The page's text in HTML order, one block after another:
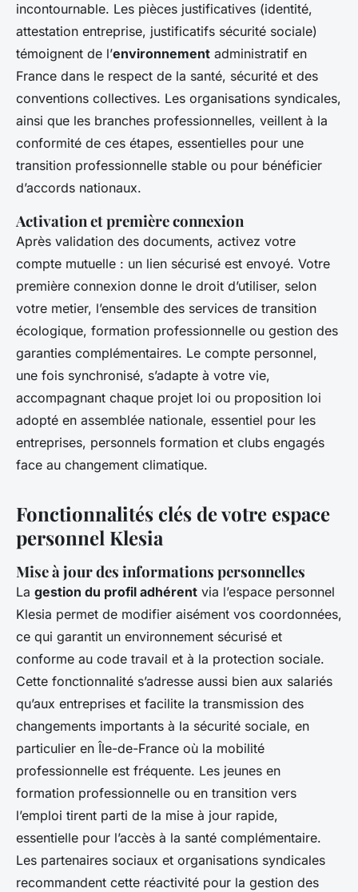
incontournable. Les pièces justificatives (identité,
attestation entreprise, justificatifs sécurité sociale)
témoignent de l’environnement administratif en
France dans le respect de la santé, sécurité et des
conventions collectives. Les organisations syndicales,
ainsi que les branches professionnelles, veillent à la
conformité de ces étapes, essentielles pour une
transition professionnelle stable ou pour bénéficier
d’accords nationaux.
Activation et première connexion
Après validation des documents, activez votre
compte mutuelle : un lien sécurisé est envoyé. Votre
première connexion donne le droit d’utiliser, selon
votre metier, l’ensemble des services de transition
écologique, formation professionnelle ou gestion des
garanties complémentaires. Le compte personnel,
une fois synchronisé, s’adapte à votre vie,
accompagnant chaque projet loi ou proposition loi
adopté en assemblée nationale, essentiel pour les
entreprises, personnels formation et clubs engagés
face au changement climatique.
Fonctionnalités clés de votre espace
personnel Klesia
Mise à jour des informations personnelles
La gestion du profil adhérent via l’espace personnel
Klesia permet de modifier aisément vos coordonnées,
ce qui garantit un environnement sécurisé et
conforme au code travail et à la protection sociale.
Cette fonctionnalité s’adresse aussi bien aux salariés
qu’aux entreprises et facilite la transmission des
changements importants à la sécurité sociale, en
particulier en Île-de-France où la mobilité
professionnelle est fréquente. Les jeunes en
formation professionnelle ou en transition vers
l’emploi tirent parti de la mise à jour rapide,
essentielle pour l’accès à la santé complémentaire.
Les partenaires sociaux et organisations syndicales
recommandent cette réactivité pour la gestion des